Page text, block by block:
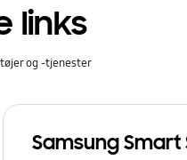
links
og -tjenester
Samsung Smart